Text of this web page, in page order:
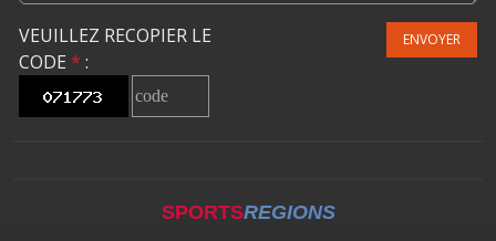
VEUILLEZ RECOPIER LE
CODE * :
ENVOYER
SPORTSREGIONS